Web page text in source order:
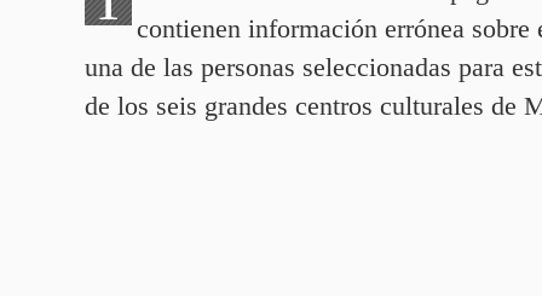
contienen información errónea sobre
una de las personas seleccionadas para
de los seis grandes centros culturales de